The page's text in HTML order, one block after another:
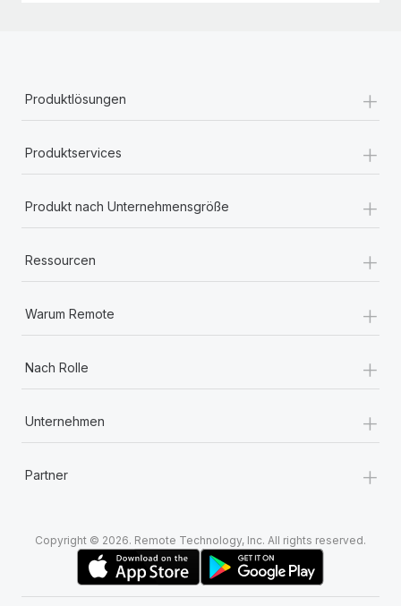
Produktlösungen +
Produktservices +
Produkt nach Unternehmensgröße +
Ressourcen +
Warum Remote +
Nach Rolle +
Unternehmen +
Partner +
Copyright © 2026. Remote Technology, Inc. All rights reserved.